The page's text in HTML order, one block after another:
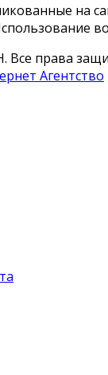
на
Все права
Агентство